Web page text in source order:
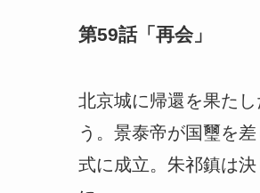
第59話「再会」
北京城に帰還を果た
う。景泰帝が国璽を
式に成立。朱祁鎮は